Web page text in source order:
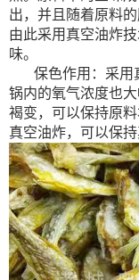
出，并且随着原料
由此采用真空油炸
味。
保色作用：采用
锅内的氧气浓度也
褐变，可以保持原
真空油炸，可以保持